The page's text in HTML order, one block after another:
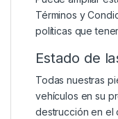
Términos y
políticas que
Estado de
Todas nuestras
vehículos en su
destrucción en el